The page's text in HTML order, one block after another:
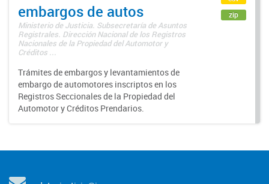
embargos de autos
Ministerio de Justicia. Subsecretaría de Asuntos
Registrales. Dirección Nacional de los Registros
Nacionales de la Propiedad del Automotor y
Créditos ...
Trámites de embargos y levantamientos de
embargo de automotores inscriptos en los
Registros Seccionales de la Propiedad del
Automotor y Créditos Prendarios.
zip